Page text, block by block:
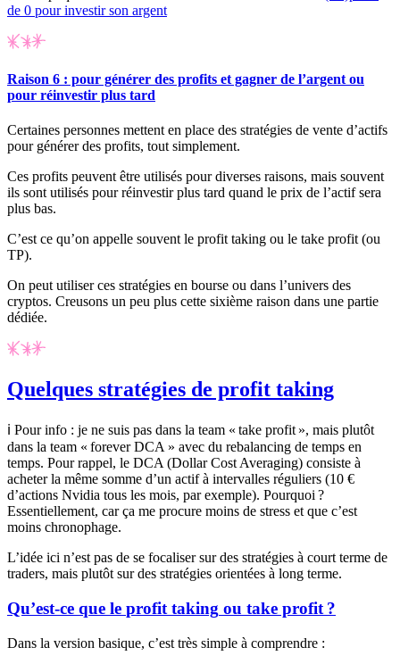
de 0 pour investir son argent
Raison 6 : pour générer des profits et gagner de l’argent ou
pour réinvestir plus tard
Certaines personnes mettent en place des stratégies de vente d’actifs
pour générer des profits, tout simplement.
Ces profits peuvent être utilisés pour diverses raisons, mais souvent
ils sont utilisés pour réinvestir plus tard quand le prix de l’actif sera
plus bas.
C’est ce qu’on appelle souvent le profit taking ou le take profit (ou
TP).
On peut utiliser ces stratégies en bourse ou dans l’univers des
cryptos. Creusons un peu plus cette sixième raison dans une partie
dédiée.
Quelques stratégies de profit taking
ℹ️ Pour info : je ne suis pas dans la team « take profit », mais plutôt
dans la team « forever DCA » avec du rebalancing de temps en
temps. Pour rappel, le DCA (Dollar Cost Averaging) consiste à
acheter la même somme d’un actif à intervalles réguliers (10 €
d’actions Nvidia tous les mois, par exemple). Pourquoi ?
Essentiellement, car ça me procure moins de stress et que c’est
moins chronophage.
L’idée ici n’est pas de se focaliser sur des stratégies à court terme de
traders, mais plutôt sur des stratégies orientées à long terme.
Qu’est-ce que le profit taking ou take profit ?
Dans la version basique, c’est très simple à comprendre :